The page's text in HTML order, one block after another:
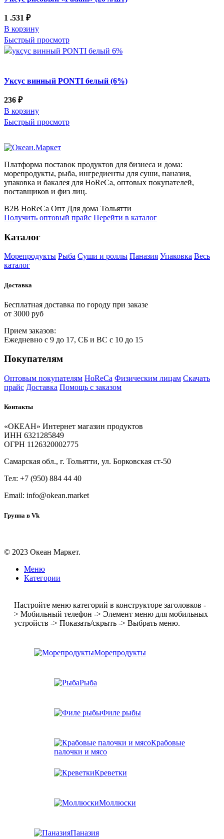
1 .531 ₽
В корзину
Быстрый просмотр
Уксус винный PONTI белый (6%)
236 ₽
В корзину
Быстрый просмотр
Платформа поставок продуктов для бизнеса и дома:
морепродукты, рыба, ингредиенты для суши, паназия,
упаковка и бакалея для HoReCa, оптовых покупателей,
поставщиков и физ лиц.
B2B HoReCa Опт Для дома Тольятти
Получить оптовый прайс Перейти в каталог
Каталог
Морепродукты Рыба Суши и роллы Паназия Упаковка Весь
каталог
Доставка
Бесплатная доставка по городу при заказе
от 3000 руб
Прием заказов:
Ежедневно с 9 до 17, СБ и ВС с 10 до 15
Покупателям
Оптовым покупателям HoReCa Физическим лицам Скачать
прайс Доставка Помощь с заказом
Контакты
«ОКЕАН» Интернет магазин продуктов
ИНН 6321285849
ОГРН 1126320002775
Самарская обл., г. Тольятти, ул. Борковская ст-50
Тел: +7 (950) 884 44 40
Email: info@okean.market
Группа в Vk
© 2023 Океан Маркет.
Меню
Категории
Настройте меню категорий в конструкторе заголовков -
> Мобильный телефон -> Элемент меню для мобильных
устройств -> Показать/скрыть -> Выбрать меню.
Морепродукты
Рыба
Филе рыбы
Крабовые
палочки и мясо
Креветки
Моллюски
Паназия